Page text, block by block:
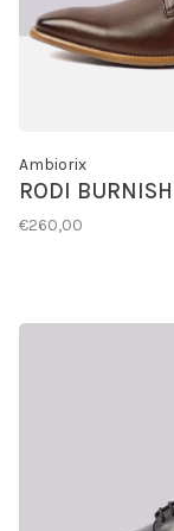
Ambiorix
RODI
€260,00